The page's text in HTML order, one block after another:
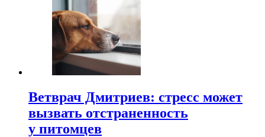
Ветврач Дмитриев: стресс может
вызвать отстраненность
у питомцев